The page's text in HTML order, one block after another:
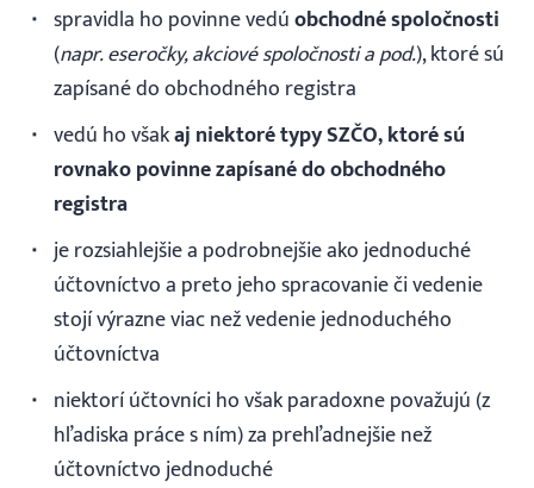
spravidla ho povinne vedúobchodné spoločnosti
(napr. eseročky, akciové spoločnosti a pod.), ktoré sú
zapísané do obchodného registra
vedú ho všakaj niektoré typy SZČO, ktoré sú
rovnako povinne zapísané do obchodného
registra
je rozsiahlejšie a podrobnejšie ako jednoduché
účtovníctvo a preto jeho spracovanie či vedenie
stojí výrazne viac než vedenie jednoduchého
účtovníctva
niektorí účtovníci ho však paradoxne považujú (z
hľadiska práce s ním) za prehľadnejšie než
účtovníctvo jednoduché